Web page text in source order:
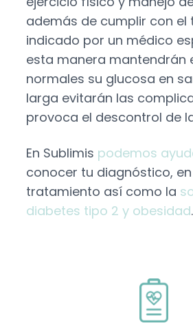
además de cumplir con el
indicado por un médico
esta manera mantendrán
normales su glucosa en
larga evitarán las
provoca el descontrol de
En Sublimis podemos
conocer tu diagnóstico,
tratamiento así como la
diabetes tipo 2 y obesidad.